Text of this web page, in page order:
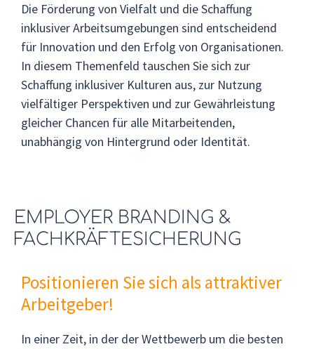
Die Förderung von Vielfalt und die Schaffung
inklusiver Arbeitsumgebungen sind entscheidend
für Innovation und den Erfolg von Organisationen.
In diesem Themenfeld tauschen Sie sich zur
Schaffung inklusiver Kulturen aus, zur Nutzung
vielfältiger Perspektiven und zur Gewährleistung
gleicher Chancen für alle Mitarbeitenden,
unabhängig von Hintergrund oder Identität.
EMPLOYER BRANDING &
FACHKRÄFTESICHERUNG
Positionieren Sie sich als attraktiver
Arbeitgeber!
In einer Zeit, in der der Wettbewerb um die besten